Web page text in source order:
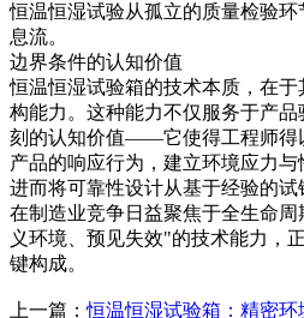
恒温恒湿试验从孤立的质量检验
息流。
边界条件的认知价值
恒温恒湿试验箱的技术本质，在
构能力。这种能力不仅服务于产
刻的认知价值——它使得工程师得
产品的响应行为，建立环境应力与
进而将可靠性设计从基于经验的试
在制造业竞争日益聚焦于全生命
义环境、预见失效"的技术能力，
键构成。
上一篇：恒温恒湿试验箱：精密